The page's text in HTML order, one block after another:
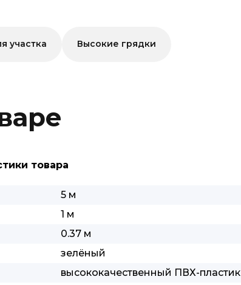
участка Высокие грядки
товара
5 м
1 м
0.37 м
зелёный
высококачественный ПВХ-пластик